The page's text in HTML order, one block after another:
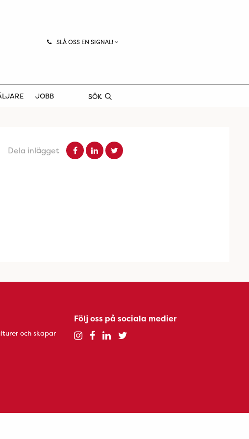
SLÅ OSS EN SIGNAL!
JOBB SÖK
Dela inlägget
och skapar
Följ oss på sociala medier